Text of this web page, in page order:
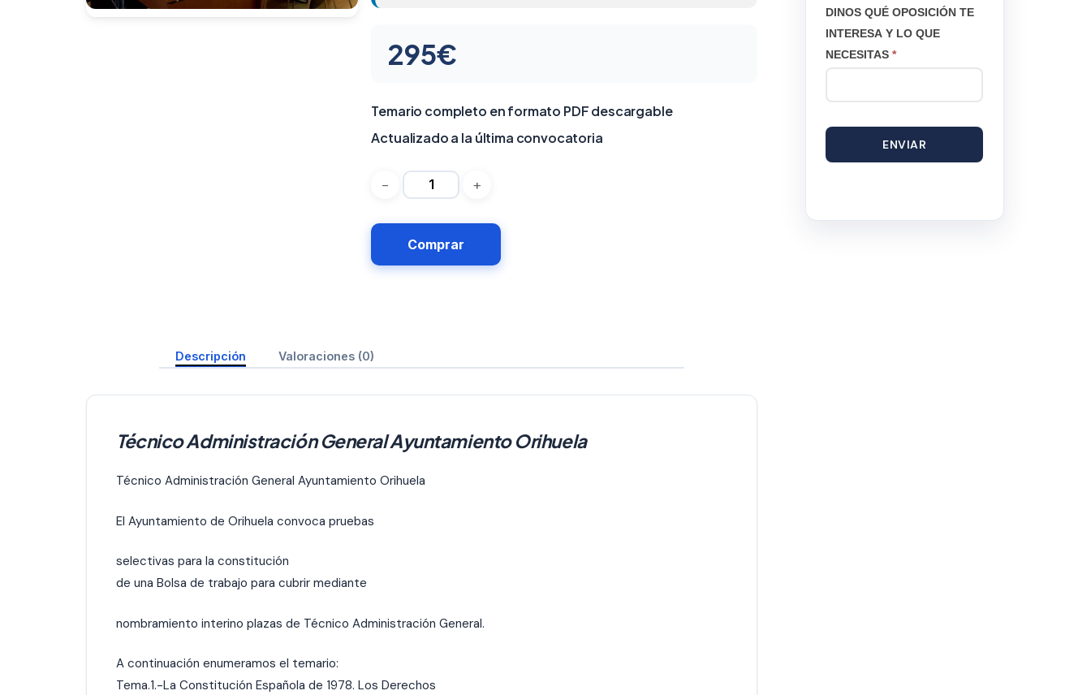
295€
Temario completo en formato PDF descargable
Actualizado a la última convocatoria
Comprar
Descripción Valoraciones (0)
Técnico Administración General Ayuntamiento Orihuela
Técnico Administración General Ayuntamiento Orihuela
El Ayuntamiento de Orihuela convoca pruebas
selectivas para la constitución
de una Bolsa de trabajo para cubrir mediante
nombramiento interino plazas de Técnico Administración General.
A continuación enumeramos el temario:
Tema.1.-La Constitución Española de 1978. Los Derechos
DINOS QUÉ OPOSICIÓN TE
INTERESA Y LO QUE
NECESITAS*
ENVIAR